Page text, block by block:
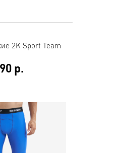
2K Sport Team
р.